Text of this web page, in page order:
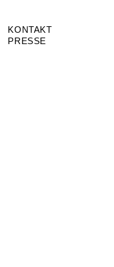
KONTAKT
PRESSE